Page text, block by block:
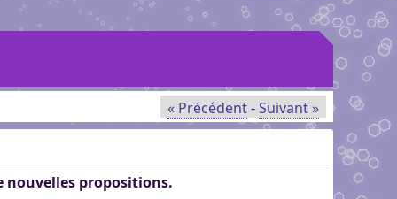
« Précédent-Suivant »
nouvelles propositions.